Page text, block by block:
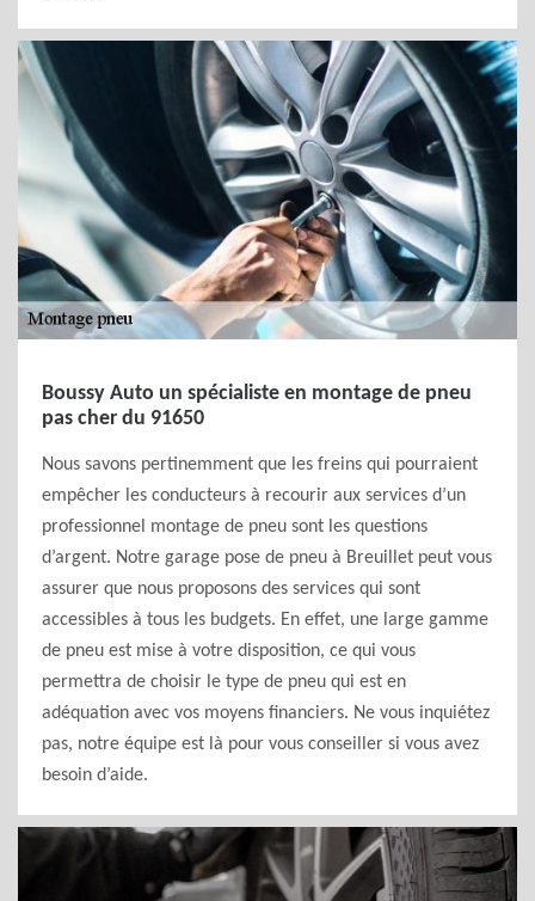
Boussy Auto un spécialiste en montage de pneu
pas cher du 91650
Nous savons pertinemment que les freins qui pourraient
empêcher les conducteurs à recourir aux services d’un
professionnel montage de pneu sont les questions
d’argent. Notre garage pose de pneu à Breuillet peut vous
assurer que nous proposons des services qui sont
accessibles à tous les budgets. En effet, une large gamme
de pneu est mise à votre disposition, ce qui vous
permettra de choisir le type de pneu qui est en
adéquation avec vos moyens financiers. Ne vous inquiétez
pas, notre équipe est là pour vous conseiller si vous avez
besoin d’aide.